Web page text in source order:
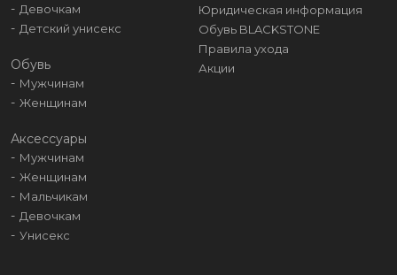
Девочкам
Детский унисекс
Обувь
Мужчинам
Женщинам
Аксессуары
Мужчинам
Женщинам
Мальчикам
Девочкам
Унисекс
Юридическая информация
Обувь BLACKSTONE
Правила ухода
Акции